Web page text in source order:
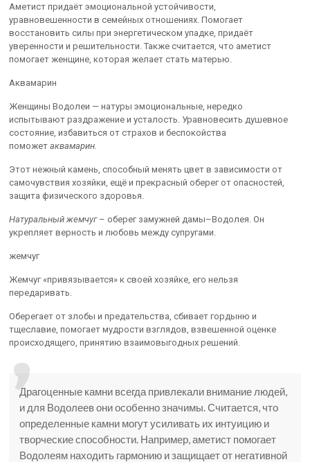
Аметист придаёт эмоциональной устойчивости,
уравновешенности в семейных отношениях. Помогает
восстановить силы при энергетическом упадке, придаёт
уверенности и решительности. Также считается, что аметист
помогает женщине, которая желает стать матерью.
Аквамарин
Женщины Водолеи — натуры эмоциональные, нередко
испытывают раздражение и усталость. Уравновесить душевное
состояние, избавиться от страхов и беспокойства
поможетаквамарин.
Этот нежный камень, способный менять цвет в зависимости от
самочувствия хозяйки, ещё и прекрасный оберег от опасностей,
защита физического здоровья.
Натуральный жемчуг– оберег замужней дамы–Водолея. Он
укрепляет верность и любовь между супругами.
жемчуг
Жемчуг «привязывается» к своей хозяйке, его нельзя
передаривать.
Оберегает от злобы и предательства, сбивает гордыню и
тщеславие, помогает мудрости взглядов, взвешенной оценке
происходящего, принятию взаимовыгодных решений.
Драгоценные камни всегда привлекали внимание людей,
и для Водолеев они особенно значимы. Считается, что
определенные камни могут усиливать их интуицию и
творческие способности. Например, аметист помогает
Водолеям находить гармонию и защищает от негативной